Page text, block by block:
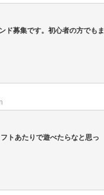
ド募集です。初心者の方でもま
トあたりで遊べたらなと思っ